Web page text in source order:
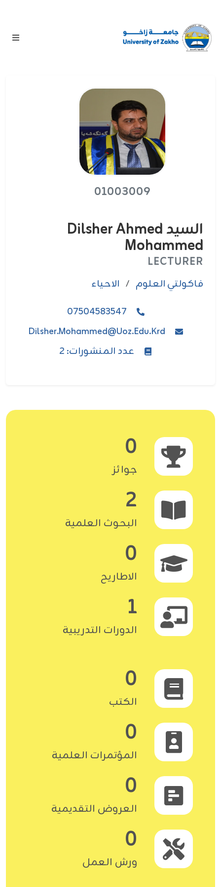
01003009
السيد Dilsher Ahmed
Mohammed
LECTURER
فاکولتي العلوم / الاحياء
07504583547
Dilsher.mohammed@uoz.edu.krd
عدد المنشورات: 2
0
جوائز
2
البحوث العلمية
0
الاطاريح
1
الدورات التدريبية
0
الكتب
0
المؤتمرات العلمية
0
العروض التقديمية
0
ورش العمل